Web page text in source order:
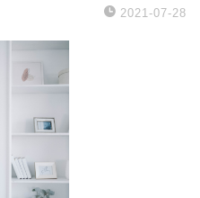
2021-07-28